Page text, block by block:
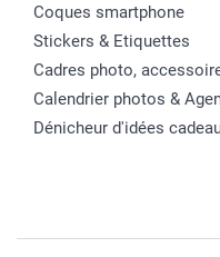
Coques smartphone
Stickers & Etiquettes
Cadres photo,
Calendrier photos &
Dénicheur d'idées